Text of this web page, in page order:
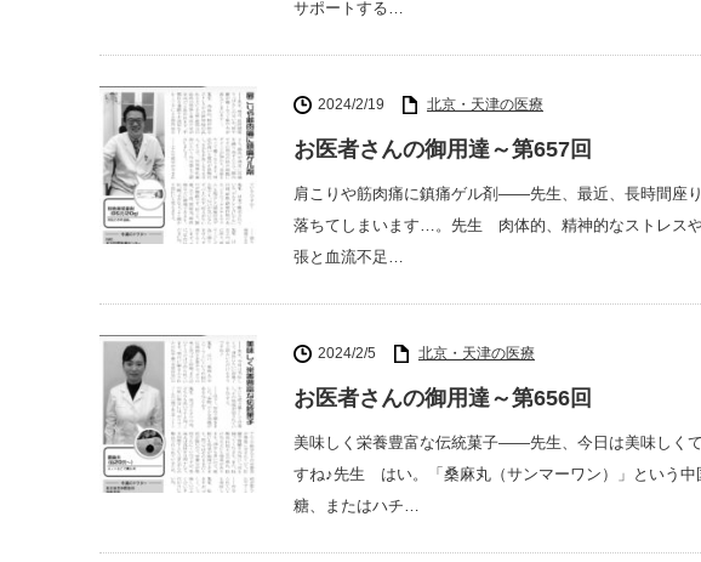
サポートする…
2024/2/19 北京・天津の医療
お医者さんの御用達～第657回
肩こりや筋肉痛に鎮痛ゲル剤――先生、最近、長時間座
落ちてしまいます…。先生 肉体的、精神的なストレス
張と血流不足…
2024/2/5 北京・天津の医療
お医者さんの御用達～第656回
美味しく栄養豊富な伝統菓子――先生、今日は美味しく
すね♪先生 はい。「桑麻丸（サンマーワン）」という
糖、またはハチ…